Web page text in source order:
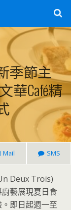
季節主
華Café精
Mail SMS
Deux Trois)
藝展現夏日食
即日起週一至